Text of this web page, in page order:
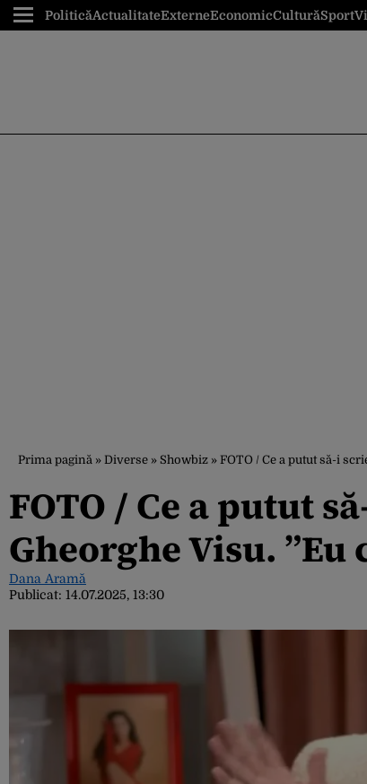
PoliticăActualitateExterneEconomicCulturăSport
Prima pagină » Diverse » Showbiz » FOTO / Ce a putut să-i
FOTO / Ce a putut
Gheorghe Visu.
Dana Aramă
Publicat: 14.07.2025, 13:30